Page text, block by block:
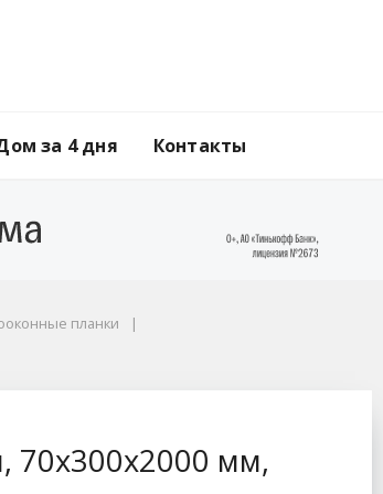
за 4 дня Контакты
планки
70x300x2000 мм,